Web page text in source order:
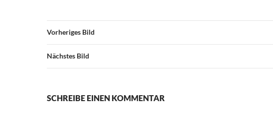
Vorheriges Bild
Nächstes Bild
SCHREIBE EINEN KOMMENTAR